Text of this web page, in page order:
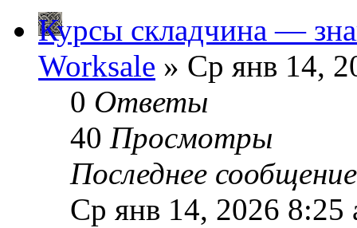
Курсы складчина —
Worksale » Ср янв 14,
0 Ответы
40 Просмотры
Последнее
Ср янв 14, 2026 8:25